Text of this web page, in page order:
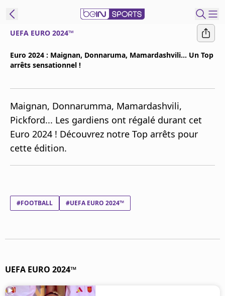
Replays
Podcasts
En Direct
Grille TV
beINSPIRED
Paramétrer mon consentement
UEFA EURO 2024™
Euro 2024 : Maignan, Donnaruma, Mamardashvili... Un Top
arrêts sensationnel !
Maignan, Donnarumma, Mamardashvili,
Pickford... Les gardiens ont régalé durant cet
Euro 2024 ! Découvrez notre Top arrêts pour
cette édition.
#FOOTBALL #UEFA EURO 2024™
UEFA EURO 2024™